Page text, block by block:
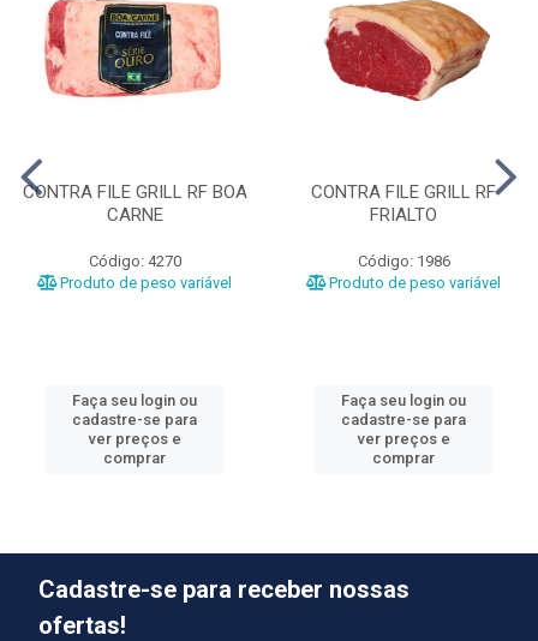
CONTRA FILE GRILL RF BOA
CARNE
Código: 4270
Produto de peso variável
Faça seu login ou
cadastre-se para
ver preços e
comprar
CONTRA FILE GRILL RF
FRIALTO
Código: 1986
Produto de peso variável
Faça seu login ou
cadastre-se para
ver preços e
comprar
Cadastre-se para receber nossas
ofertas!